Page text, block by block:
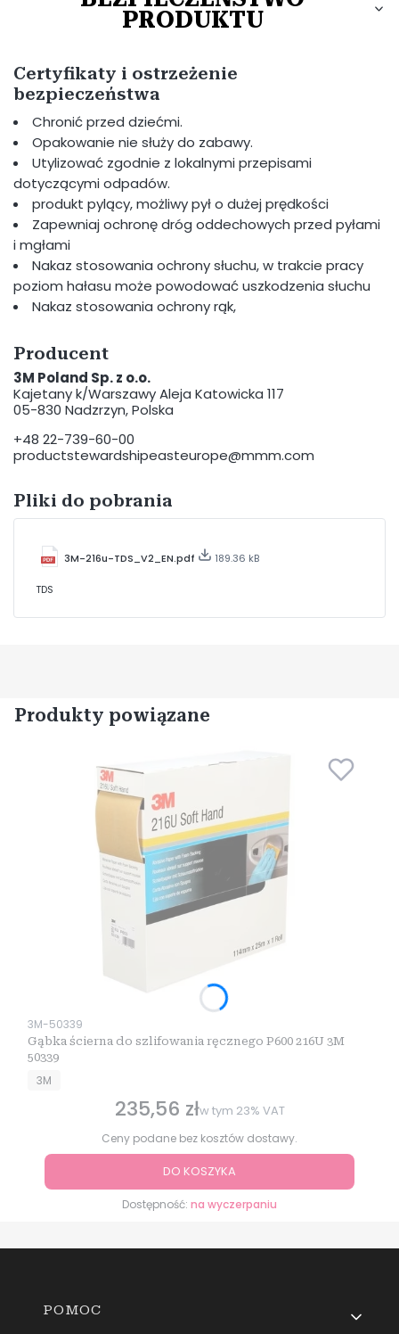
PRODUKTU
Certyfikaty i ostrzeżenie
bezpieczeństwa
Chronić przed dziećmi.
Opakowanie nie służy do zabawy.
Utylizować zgodnie z lokalnymi przepisami
dotyczącymi odpadów.
produkt pylący, możliwy pył o dużej prędkości
Zapewniaj ochronę dróg oddechowych przed pyłami
i mgłami
Nakaz stosowania ochrony słuchu, w trakcie pracy
poziom hałasu może powodować uszkodzenia słuchu
Nakaz stosowania ochrony rąk,
Producent
3M Poland Sp. z o.o.
Kajetany k/Warszawy Aleja Katowicka 117
05-830 Nadzrzyn, Polska
+48 22-739-60-00
productstewardshipeasteurope@mmm.com
Pliki do pobrania
3M-216u-TDS_V2_EN.pdf 189.36 kB
TDS
Produkty powiązane
Kod produktu
3M-50339
Gąbka ścierna do szlifowania ręcznego P600 216U 3M
50339
PRODUCENT
3M
Cena brutto
235,56 złw tym 23% VAT
Ceny podane bez kosztów dostawy.
DO KOSZYKA
Dostępność: na wyczerpaniu
Linki w stopce
POMOC